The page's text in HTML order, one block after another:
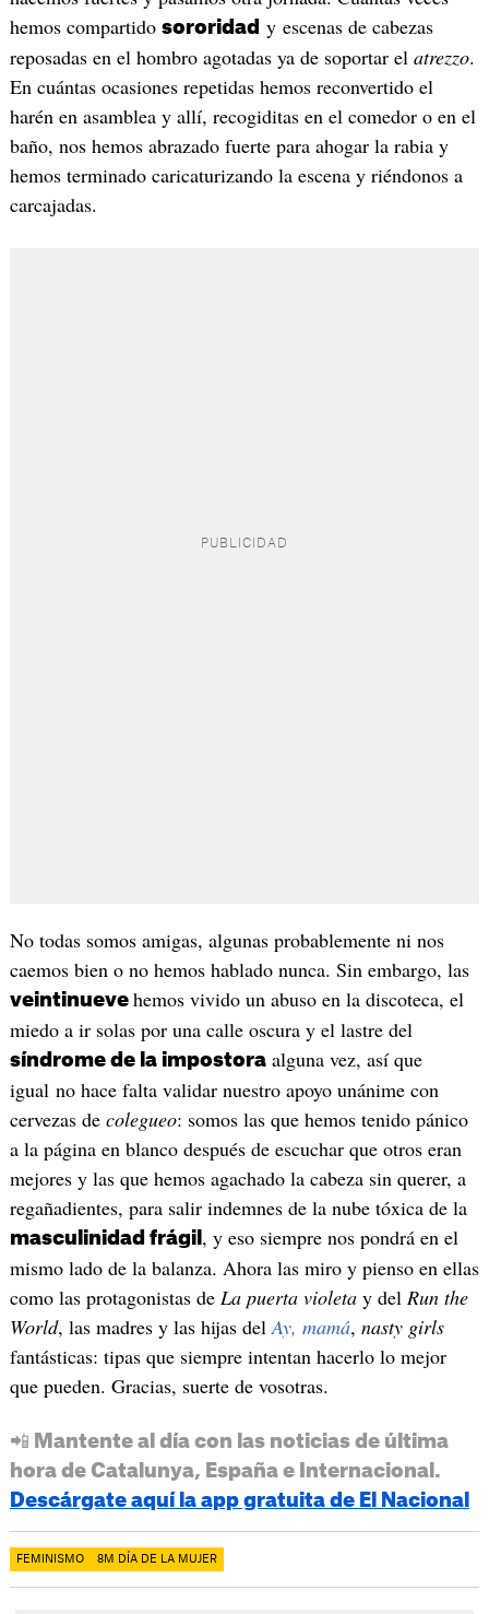
hemos compartido sororidad y escenas de cabezas
reposadas en el hombro agotadas ya de soportar el atrezzo.
En cuántas ocasiones repetidas hemos reconvertido el
harén en asamblea y allí, recogiditas en el comedor o en el
baño, nos hemos abrazado fuerte para ahogar la rabia y
hemos terminado caricaturizando la escena y riéndonos a
carcajadas.
No todas somos amigas, algunas probablemente ni nos
caemos bien o no hemos hablado nunca. Sin embargo, las
veintinueve hemos vivido un abuso en la discoteca, el
miedo a ir solas por una calle oscura y el lastre del
síndrome de la impostoraalguna vez, así que
igual no hace falta validar nuestro apoyo unánime con
cervezas decolegueo: somos las que hemos tenido pánico
a la página en blanco después de escuchar que otros eran
mejores y las que hemos agachado la cabeza sin querer, a
regañadientes, para salir indemnes de la nube tóxica de la
masculinidad frágil , y eso siempre nos pondrá en el
mismo lado de la balanza. Ahora las miro y pienso en ellas
como las protagonistas de La puerta violetay del Run the
World, las madres y las hijas delAy, mamá, nasty girls
fantásticas: tipas que siempre intentan hacerlo lo mejor
que pueden. Gracias, suerte de vosotras.
📲 Mantente al día con las noticias de última
hora de Catalunya, España e Internacional.
Descárgate aquí la app gratuita de El Nacional
FEMINISMO 8M DÍA DE LA MUJER